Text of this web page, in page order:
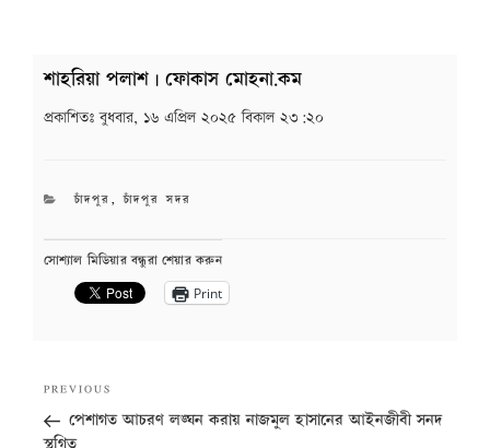
শাহরিয়া পলাশ | ফোকাস মোহনা.কম
প্রকাশিতঃবুধবার, ১৬ এপ্রিল ২০২৫ বিকাল ২৩:২০
CATEGORIES
চাঁদপুর ,চাঁদপুর সদর
সোশ্যাল মিডিয়ার বন্ধুরা শেয়ার করুন
Print
navigation
Previous
Post
PREVIOUS
পেশাগত আচরণ লঙ্ঘন করায় নাজমুল হাসানের আইনজীবী সনদ